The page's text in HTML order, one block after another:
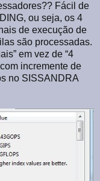
Fácil de
ou seja, os 4
de execução de
são processadas.
em vez de “4
incremente de
no SISSANDRA